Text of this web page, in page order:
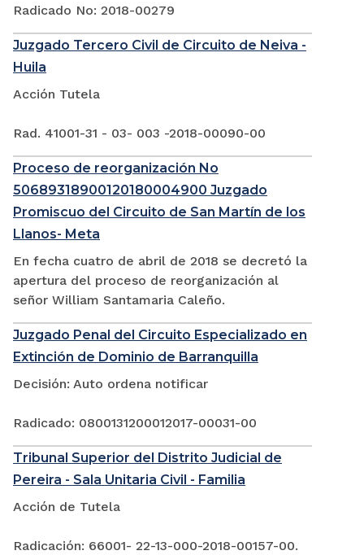
Radicado No: 2018-00279
Juzgado Tercero Civil de Circuito de Neiva -
Huila
Acción Tutela
Rad. 41001-31 - 03- 003 -2018-00090-00
Proceso de reorganización No
50689318900120180004900 Juzgado
Promiscuo del Circuito de San Martín de los
Llanos- Meta
En fecha cuatro de abril de 2018 se decretó la
apertura del proceso de reorganización al
señor William Santamaria Caleño.
Juzgado Penal del Circuito Especializado en
Extinción de Dominio de Barranquilla
Decisión: Auto ordena notificar
Radicado: 0800131200012017-00031-00
Tribunal Superior del Distrito Judicial de
Pereira - Sala Unitaria Civil - Familia
Acción de Tutela
Radicación: 66001- 22-13-000-2018-00157-00.